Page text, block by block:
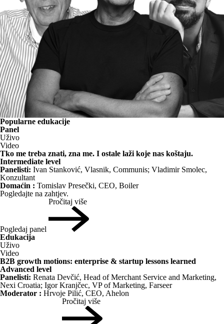
Popularne edukacije
Panel
Uživo
Video
Tko me treba znati, zna me. I ostale laži koje nas koštaju.
Intermediate level
Panelisti: Ivan Stanković, Vlasnik, Communis; Vladimir Smolec,
Konzultant
Domaćin : Tomislav Presečki, CEO, Boiler
Pogledajte na zahtjev.
Pogledaj panel
Pročitaj više
Edukacija
Uživo
Video
B2B growth motions: enterprise & startup lessons learned
Advanced level
Panelisti: Renata Devčić, Head of Merchant Service and Marketing,
Nexi Croatia; Igor Kranjčec, VP of Marketing, Farseer
Moderator : Hrvoje Pilić, CEO, Ahelon
Pročitaj više